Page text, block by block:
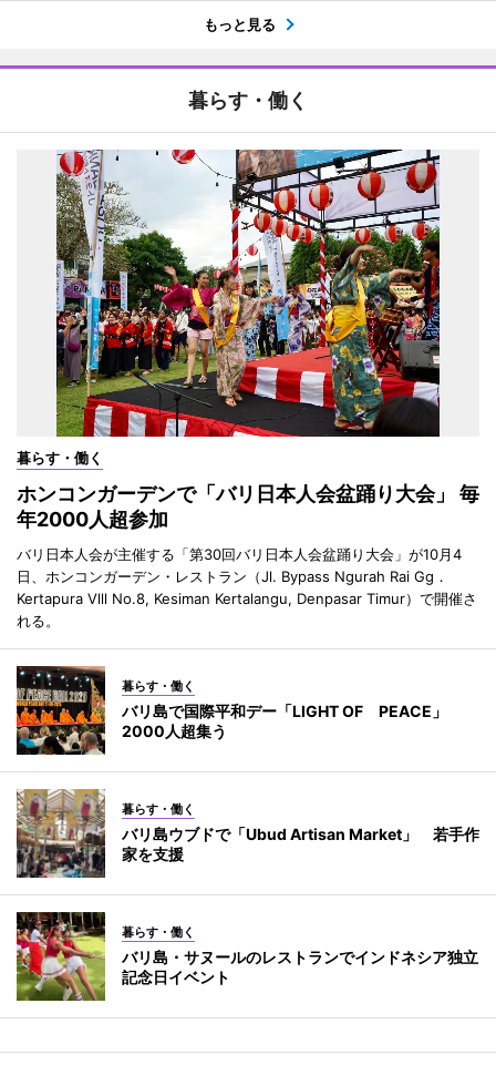
もっと見る
暮らす・働く
暮らす・働く
ホンコンガーデンで「バリ日本人会盆踊り大会」 毎
年2000人超参加
バリ日本人会が主催する「第30回バリ日本人会盆踊り大会」が10月4
日、ホンコンガーデン・レストラン（Jl. Bypass Ngurah Rai Gg．
Kertapura Vlll No.8, Kesiman Kertalangu, Denpasar Timur）で開催さ
れる。
暮らす・働く
バリ島で国際平和デー「LIGHT OF PEACE」
2000人超集う
暮らす・働く
バリ島ウブドで「Ubud Artisan Market」 若手作
家を支援
暮らす・働く
バリ島・サヌールのレストランでインドネシア独立
記念日イベント